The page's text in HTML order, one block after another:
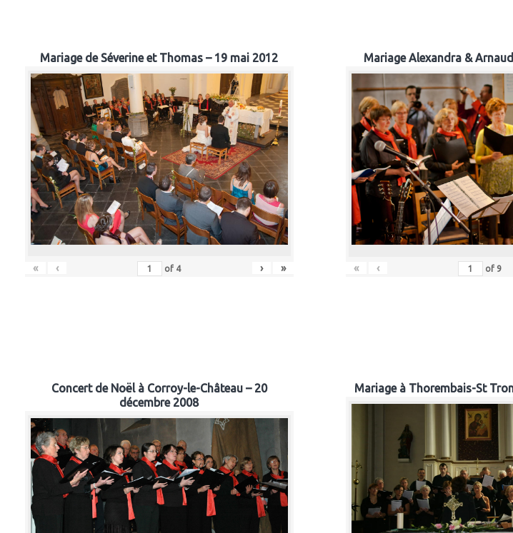
Mariage de Séverine et Thomas – 19 mai 2012
« ‹ of 4 › »
Mariage Alexandra &
« ‹ of 9
Concert de Noël à Corroy-le-Château – 20
décembre 2008
Mariage à Thorembais-St